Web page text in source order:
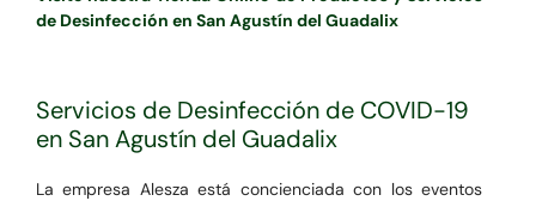
de Desinfección en San Agustín del Guadalix
Servicios de Desinfección de COVID-19
en San Agustín del Guadalix
La empresa Alesza está concienciada con los eventos